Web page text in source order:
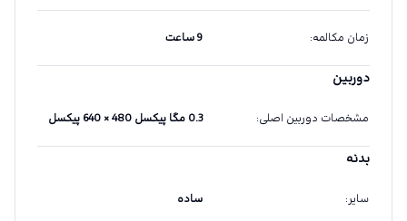
زمان مکالمه: 9 ساعت
دوربین
مشخصات دوربین اصلی: 0.3 مگا پیکسل 480 × 640 پیکسل
بدنه
سایر: ساده